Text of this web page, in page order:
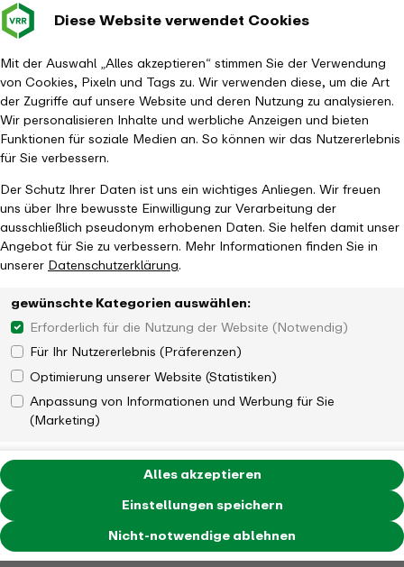
Diese Website verwendet Cookies
Mit der Auswahl „Alles akzeptieren“ stimmen Sie der Verwendung
von Cookies, Pixeln und Tags zu. Wir verwenden diese, um die Art
der Zugriffe auf unsere Website und deren Nutzung zu analysieren.
Wir personalisieren Inhalte und werbliche Anzeigen und bieten
Funktionen für soziale Medien an. So können wir das Nutzererlebnis
für Sie verbessern.
Der Schutz Ihrer Daten ist uns ein wichtiges Anliegen. Wir freuen
uns über Ihre bewusste Einwilligung zur Verarbeitung der
ausschließlich pseudonym erhobenen Daten. Sie helfen damit unser
Angebot für Sie zu verbessern. Mehr Informationen finden Sie in
unsererDatenschutzerklärung.
gewünschte Kategorien auswählen:
Erforderlich für die Nutzung der Website (Notwendig)
Für Ihr Nutzererlebnis (Präferenzen)
Optimierung unserer Website (Statistiken)
Anpassung von Informationen und Werbung für Sie
(Marketing)
Einstellungen speichern
Nicht-notwendige ablehnen
Alles akzeptieren
Verkehrsverbund Baustellen im
Leichte
Startseite Aktuelles
Magazin
Eissturm "Tristan" beeinträchtigt den Nahverkehr